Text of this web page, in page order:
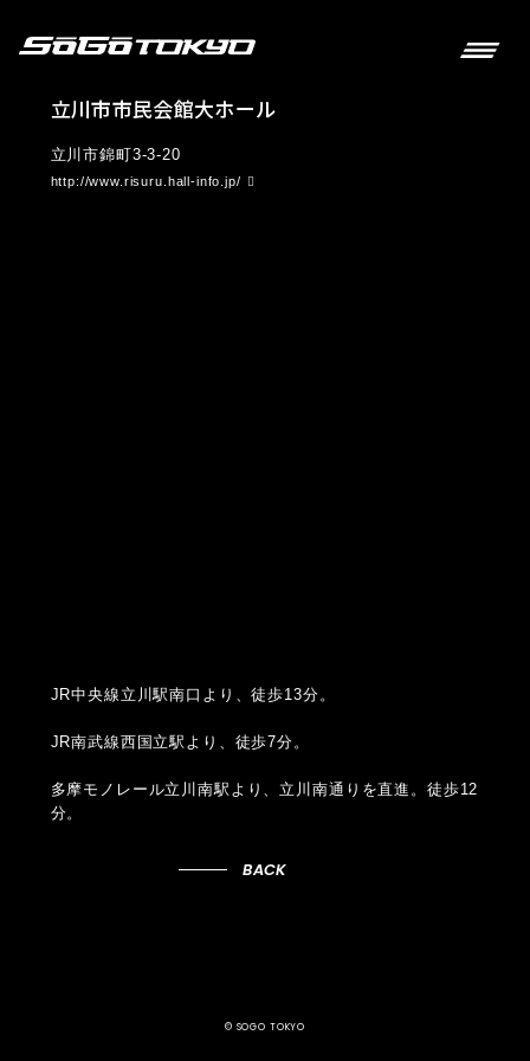
立川市市民会館大ホール
立川市錦町3-3-20
http://www.risuru.hall-info.jp/
JR中央線立川駅南口より、徒歩13分。
JR南武線西国立駅より、徒歩7分。
多摩モノレール立川南駅より、立川南通りを直進。徒歩12
分。
BACK
© SOGO TOKYO